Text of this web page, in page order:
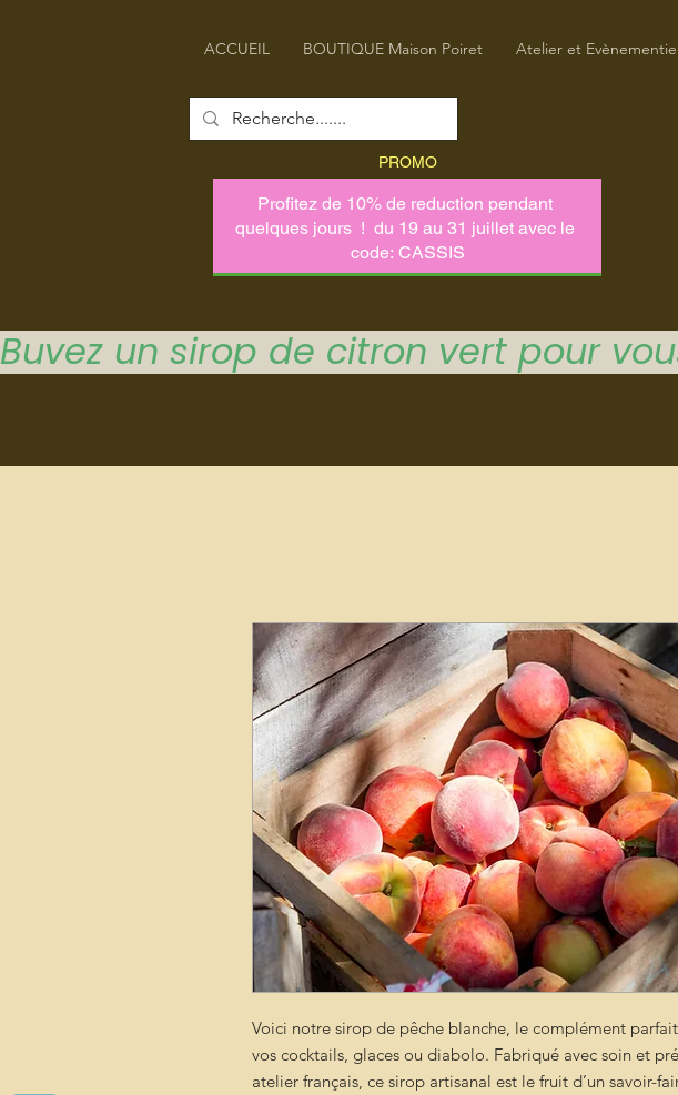
ACCUEIL BOUTIQUE Maison Poiret Atelier et Evènementiel
PROMO
Buvez un sirop de citron vert pour
Voici notre sirop de pêche blanche, le complément
vos cocktails, glaces ou diabolo. Fabriqué avec soin et
atelier français, ce sirop artisanal est le fruit d’un savoir-